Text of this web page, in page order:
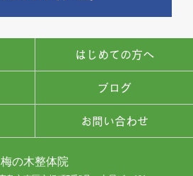
はじめての方へ
ブログ
お問い合わせ
梅の木整体院